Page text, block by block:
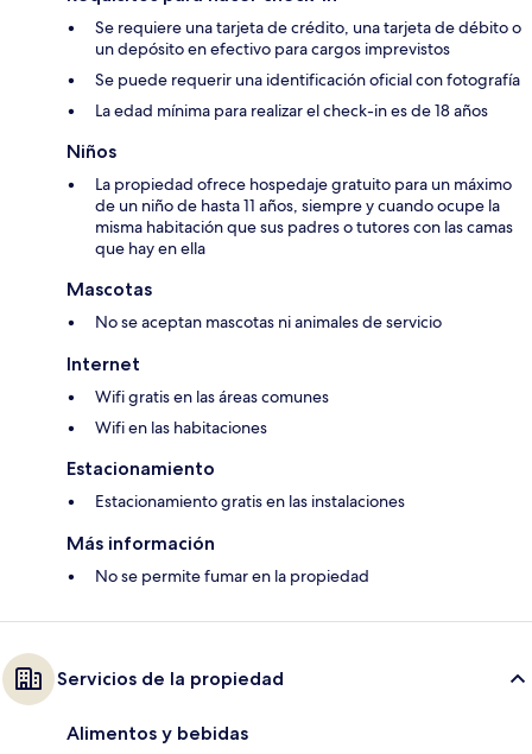
Se requiere una tarjeta de crédito, una tarjeta de débito o
un depósito en efectivo para cargos imprevistos
Se puede requerir una identificación oficial con fotografía
La edad mínima para realizar el check-in es de 18 años
Niños
La propiedad ofrece hospedaje gratuito para un máximo
de un niño de hasta 11 años, siempre y cuando ocupe la
misma habitación que sus padres o tutores con las camas
que hay en ella
Mascotas
No se aceptan mascotas ni animales de servicio
Internet
Wifi gratis en las áreas comunes
Wifi en las habitaciones
Estacionamiento
Estacionamiento gratis en las instalaciones
Más información
No se permite fumar en la propiedad
Servicios de la propiedad
Alimentos y bebidas